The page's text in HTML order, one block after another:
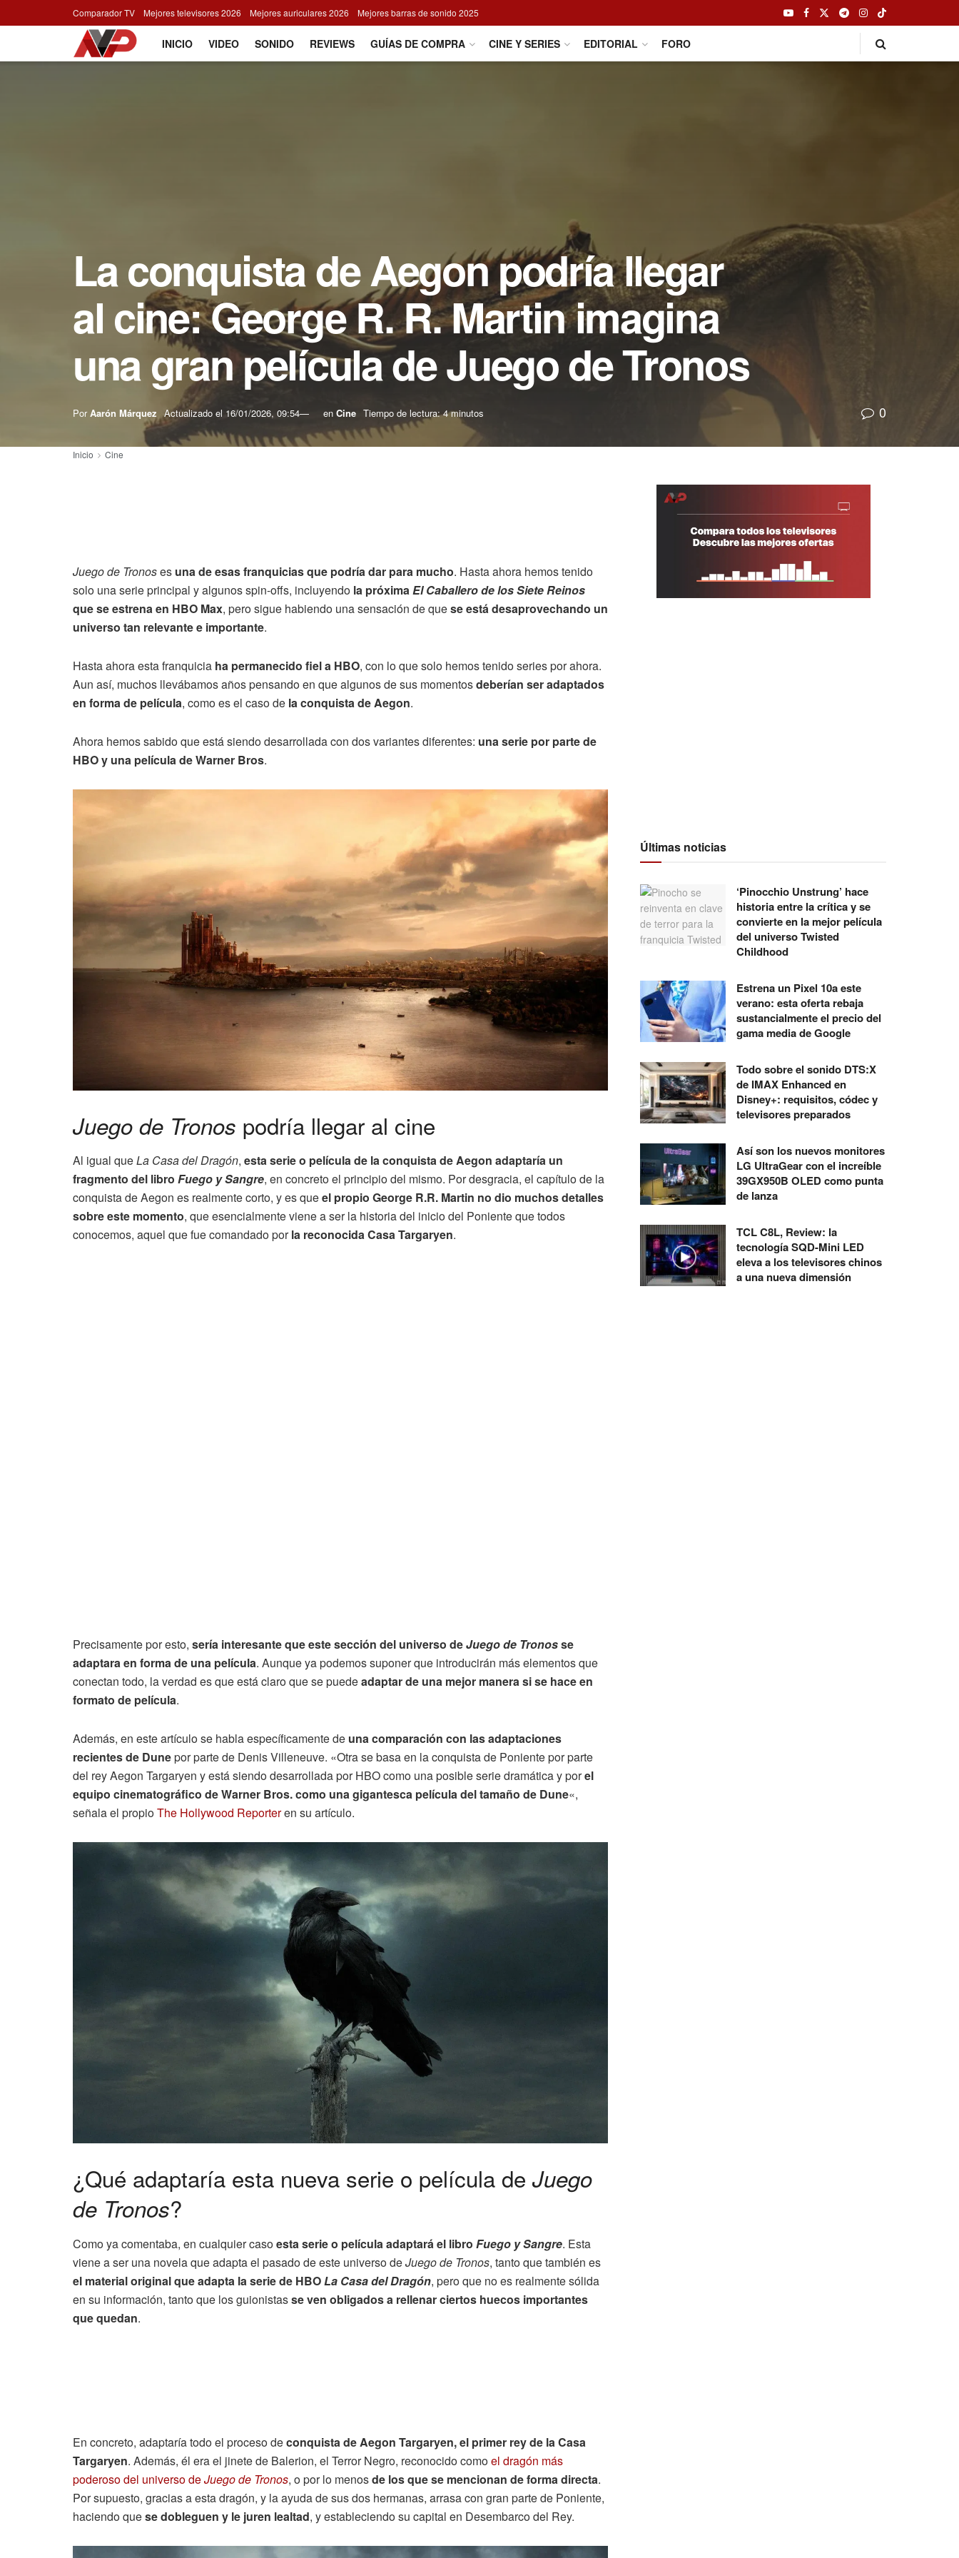
Comparador TV Mejores televisores 2026 Mejores auriculares 2026 Mejores barras de sonido 2025
INICIO VIDEO SONIDO REVIEWS GUÍAS DE COMPRA CINE Y SERIES EDITORIAL FORO
La conquista de Aegon podría llegar
al cine: George R. R. Martin imagina
una gran película de Juego de Tronos
Por Aarón Márquez Actualizado el 16/01/2026, 09:54 en Cine Tiempo de lectura: 4 minutos 0
Inicio Cine
Juego de Tronoses una de esas franquicias que podría dar para mucho. Hasta ahora hemos tenido
solo una serie principal y algunos spin-offs, incluyendo la próximaEl Caballero de los Siete Reinos
que se estrena en HBO Max, pero sigue habiendo una sensación de quese está desaprovechando un
universo tan relevante e importante.
Hasta ahora esta franquicia ha permanecido fiel a HBO, con lo que solo hemos tenido series por ahora.
Aun así, muchos llevábamos años pensando en que algunos de sus momentosdeberían ser adaptados
en forma de película, como es el caso de la conquista de Aegon.
Ahora hemos sabido que está siendo desarrollada con dos variantes diferentes: una serie por parte de
HBO y una película de Warner Bros.
Juego de Tronos podría llegar al cine
Al igual queLa Casa del Dragón, esta serie o película de la conquista de Aegon adaptaría un
fragmento del libro Fuego y Sangre, en concreto el principio del mismo. Por desgracia, el capítulo de la
conquista de Aegon es realmente corto, y es queel propio George R.R. Martin no dio muchos detalles
sobre este momento, que esencialmente viene a ser la historia del inicio del Poniente que todos
conocemos, aquel que fue comandado porla reconocida Casa Targaryen.
Precisamente por esto, sería interesante que este sección del universo deJuego de Tronosse
adaptara en forma de una película. Aunque ya podemos suponer que introducirán más elementos que
conectan todo, la verdad es que está claro que se puedeadaptar de una mejor manera si se hace en
formato de película.
Además, en este artículo se habla específicamente de una comparación con las adaptaciones
recientes de Dunepor parte de Denis Villeneuve. «Otra se basa en la conquista de Poniente por parte
del rey Aegon Targaryen y está siendo desarrollada por HBO como una posible serie dramática y porel
equipo cinematográfico de Warner Bros. como una gigantesca película del tamaño de Dune«,
señala el propioThe Hollywood Reporteren su artículo.
¿Qué adaptaría esta nueva serie o película de Juego
de Tronos?
Como ya comentaba, en cualquier casoesta serie o película adaptará el libro Fuego y Sangre. Esta
viene a ser una novela que adapta el pasado de este universo deJuego de Tronos, tanto que también es
el material original que adapta la serie de HBOLa Casa del Dragón, pero que no es realmente sólida
en su información, tanto que los guionistasse ven obligados a rellenar ciertos huecos importantes
que quedan.
En concreto, adaptaría todo el proceso deconquista de Aegon Targaryen, el primer rey de la Casa
Targaryen. Además, él era el jinete de Balerion, el Terror Negro, reconocido comoel dragón más
poderoso del universo deJuego de Tronos, o por lo menosde los que se mencionan de forma directa.
Por supuesto, gracias a esta dragón, y la ayuda de sus dos hermanas, arrasa con gran parte de Poniente,
haciendo quese dobleguen y le juren lealtad, y estableciendo su capital en Desembarco del Rey.
Últimas noticias
‘Pinocchio Unstrung’ hace
historia entre la crítica y se
convierte en la mejor película
del universo Twisted
Childhood
Estrena un Pixel 10a este
verano: esta oferta rebaja
sustancialmente el precio del
gama media de Google
Todo sobre el sonido DTS:X
de IMAX Enhanced en
Disney+: requisitos, códec y
televisores preparados
Así son los nuevos monitores
LG UltraGear con el increíble
39GX950B OLED como punta
de lanza
TCL C8L, Review: la
tecnología SQD-Mini LED
eleva a los televisores chinos
a una nueva dimensión